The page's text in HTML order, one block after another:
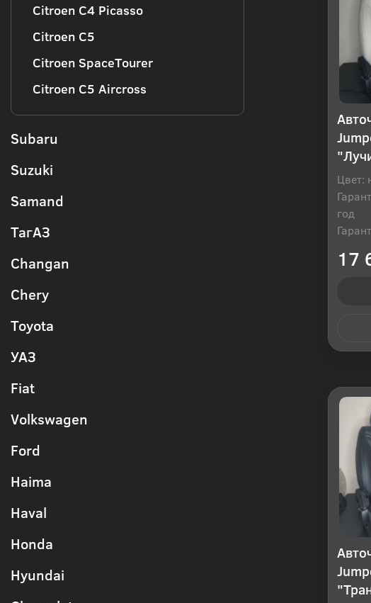
Citroen C4 Picasso
Citroen C5
Citroen SpaceTourer
Citroen C5 Aircross
Subaru
Suzuki
Samand
ТагАЗ
Changan
Chery
Toyota
УАЗ
Fiat
Volkswagen
Ford
Haima
Haval
Honda
Hyundai
Цвет:
год
17